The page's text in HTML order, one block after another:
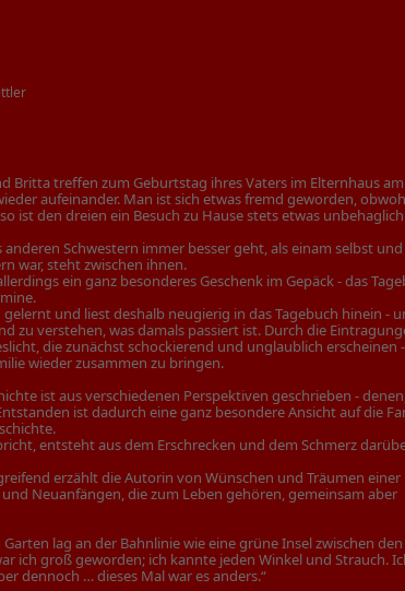
Britta treffen zum Geburtstag ihres Vaters im Elternhaus am
aufeinander. Man ist sich etwas fremd geworden,
ist den dreien ein Besuch zu Hause stets etwas
anderen Schwestern immer besser geht, als einam selbst
war, steht zwischen ihnen.
ein ganz besonderes Geschenk im Gepäck - das
und liest deshalb neugierig in das Tagebuch hinein -
zu verstehen, was damals passiert ist. Durch die
die zunächst schockierend und unglaublich erscheinen
wieder zusammen zu bringen.
ist aus verschiedenen Perspektiven geschrieben -
ist dadurch eine ganz besondere Ansicht auf die
entsteht aus dem Erschrecken und dem Schmerz
erzählt die Autorin von Wünschen und Träumen einer
Neuanfängen, die zum Leben gehören, gemeinsam aber
lag an der Bahnlinie wie eine grüne Insel zwischen den
ich groß geworden; ich kannte jeden Winkel und Strauch.
dennoch … dieses Mal war es anders.“